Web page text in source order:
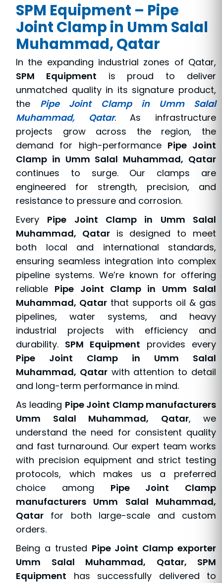
SPM Equipment – Pipe
Joint Clamp in Umm Salal
Muhammad, Qatar
In the expanding industrial zones of Qatar,
SPM Equipment is proud to deliver
unmatched quality in its signature product,
the Pipe Joint Clamp in Umm Salal
Muhammad, Qatar. As infrastructure
projects grow across the region, the
demand for high-performance Pipe Joint
Clamp in Umm Salal Muhammad, Qatar
continues to surge. Our clamps are
engineered for strength, precision, and
resistance to pressure and corrosion.
Every Pipe Joint Clamp in Umm Salal
Muhammad, Qataris designed to meet
both local and international standards,
ensuring seamless integration into complex
pipeline systems. We’re known for offering
reliable Pipe Joint Clamp in Umm Salal
Muhammad, Qatar that supports oil & gas
pipelines, water systems, and heavy
industrial projects with efficiency and
durability. SPM Equipment provides every
Pipe Joint Clamp in Umm Salal
Muhammad, Qatarwith attention to detail
and long-term performance in mind.
As leading Pipe Joint Clamp manufacturers
Umm Salal Muhammad, Qatar, we
understand the need for consistent quality
and fast turnaround. Our expert team works
with precision equipment and strict testing
protocols, which makes us a preferred
choice among Pipe Joint Clamp
manufacturers Umm Salal Muhammad,
Qatar for both large-scale and custom
orders.
Being a trusted Pipe Joint Clamp exporter
Umm Salal Muhammad, Qatar, SPM
Equipment has successfully delivered to